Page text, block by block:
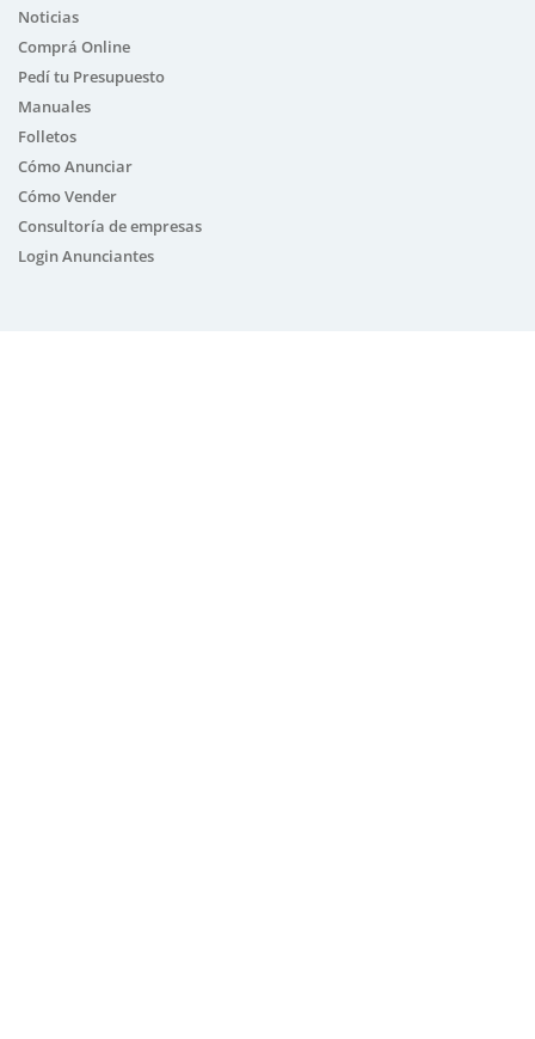
Noticias
Comprá Online
Pedí tu Presupuesto
Manuales
Folletos
Cómo Anunciar
Cómo Vender
Consultoría de empresas
Login Anunciantes